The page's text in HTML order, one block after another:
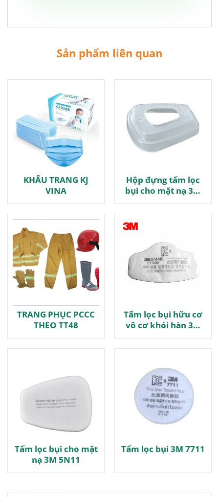
Sản phẩm liên quan
KHẨU TRANG KJ
VINA
Hộp đựng tấm lọc
bụi cho mặt nạ 3M
501
TRANG PHỤC PCCC
THEO TT48
Tấm lọc bụi hữu cơ
vô cơ khói hàn 3M
3744K
Tấm lọc bụi cho mặt
nạ 3M 5N11
Tấm lọc bụi 3M 7711